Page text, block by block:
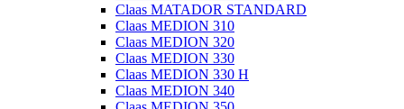
Claas MATADOR STANDARD
Claas MEDION 310
Claas MEDION 320
Claas MEDION 330
Claas MEDION 330 H
Claas MEDION 340